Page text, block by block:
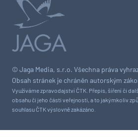
© Jaga Media, s.r.o. Všechna práva
Obsah stránek je chráněn autorským
Využíváme zpravodajství ČTK. Přepis, šíření či
obsahu či jeho části veřejnosti, a to jakýmkoliv
souhlasu ČTK výslovně zakázáno.